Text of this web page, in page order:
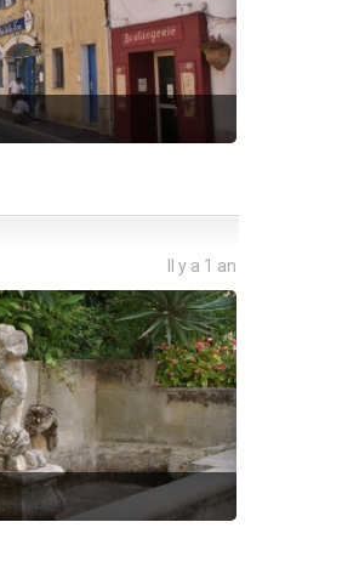
Il y a 1 an